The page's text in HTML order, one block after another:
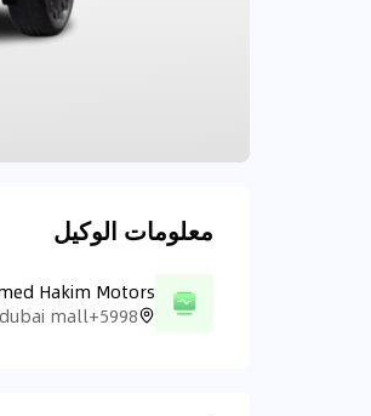
معلومات الوكيل
Hakim Motors